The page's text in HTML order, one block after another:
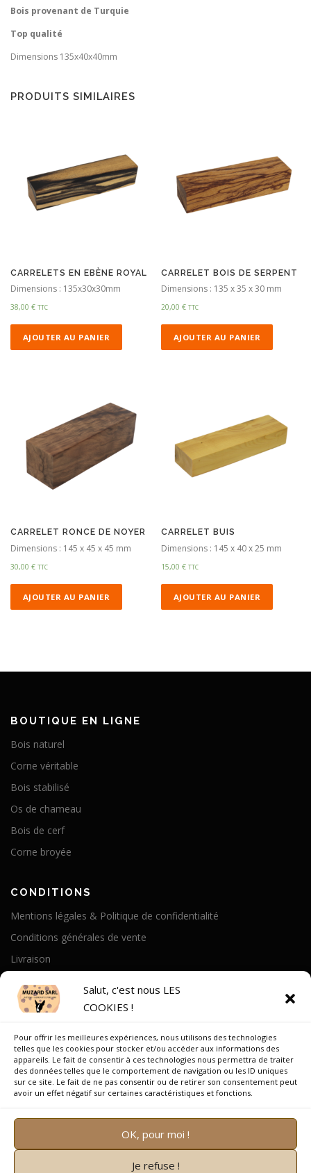
Salut, c'est nous LES
COOKIES !
Pour offrir les meilleures expériences, nous utilisons des technologies
telles que les cookies pour stocker et/ou accéder aux informations des
appareils. Le fait de consentir à ces technologies nous permettra de traiter
des données telles que le comportement de navigation ou les ID uniques
sur ce site. Le fait de ne pas consentir ou de retirer son consentement peut
avoir un effet négatif sur certaines caractéristiques et fonctions.
OK, pour moi !
Je refuse !
Bois provenant de Turquie
Top qualité
Dimensions 135x40x40mm
PRODUITS SIMILAIRES
CARRELETS EN EBÈNE ROYAL
Dimensions : 135x30x30mm
38,00 € TTC
AJOUTER AU PANIER
CARRELET BOIS DE SERPENT
Dimensions : 135 x 35 x 30 mm
20,00€ TTC
AJOUTER AU PANIER
CARRELET RONCE DE NOYER
Dimensions : 145 x 45 x 45 mm
30,00 € TTC
AJOUTER AU PANIER
CARRELET BUIS
Dimensions : 145 x 40 x 25 mm
15,00€ TTC
AJOUTER AU PANIER
BOUTIQUE EN LIGNE
Bois naturel
Corne véritable
Bois stabilisé
Os de chameau
Bois de cerf
Corne broyée
CONDITIONS
Mentions légales & Politique de confidentialité
Conditions générales de vente
Livraison
Notre Histoire
On parle de nous
Recrutement